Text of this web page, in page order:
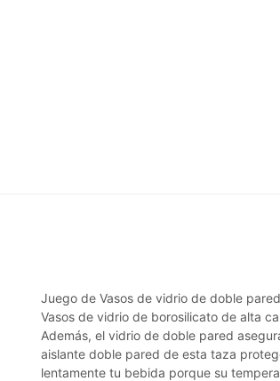
Juego de Vasos de vidrio de doble pared
Vasos de vidrio de borosilicato de alta
Además, el vidrio de doble pared
aislante doble pared de esta taza
lentamente tu bebida porque su